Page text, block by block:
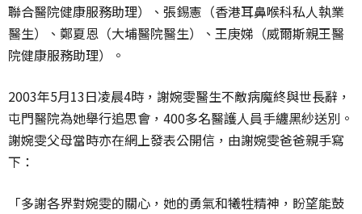
聯合醫院健康服務助理）、張錫憲（香港耳鼻喉科私人執業
醫生）、鄭夏恩（大埔醫院醫生）、王庚娣（威爾斯親王醫
院健康服務助理）。
2003年5月13日凌晨4時，謝婉雯醫生不敵病魔終與世長辭，
屯門醫院為她舉行追思會，400多名醫護人員手纏黑紗送別。
謝婉雯父母當時亦在網上發表公開信，由謝婉雯爸爸親手寫
下：
「多謝各界對婉雯的關心，她的勇氣和犧牲精神，盼望能鼓